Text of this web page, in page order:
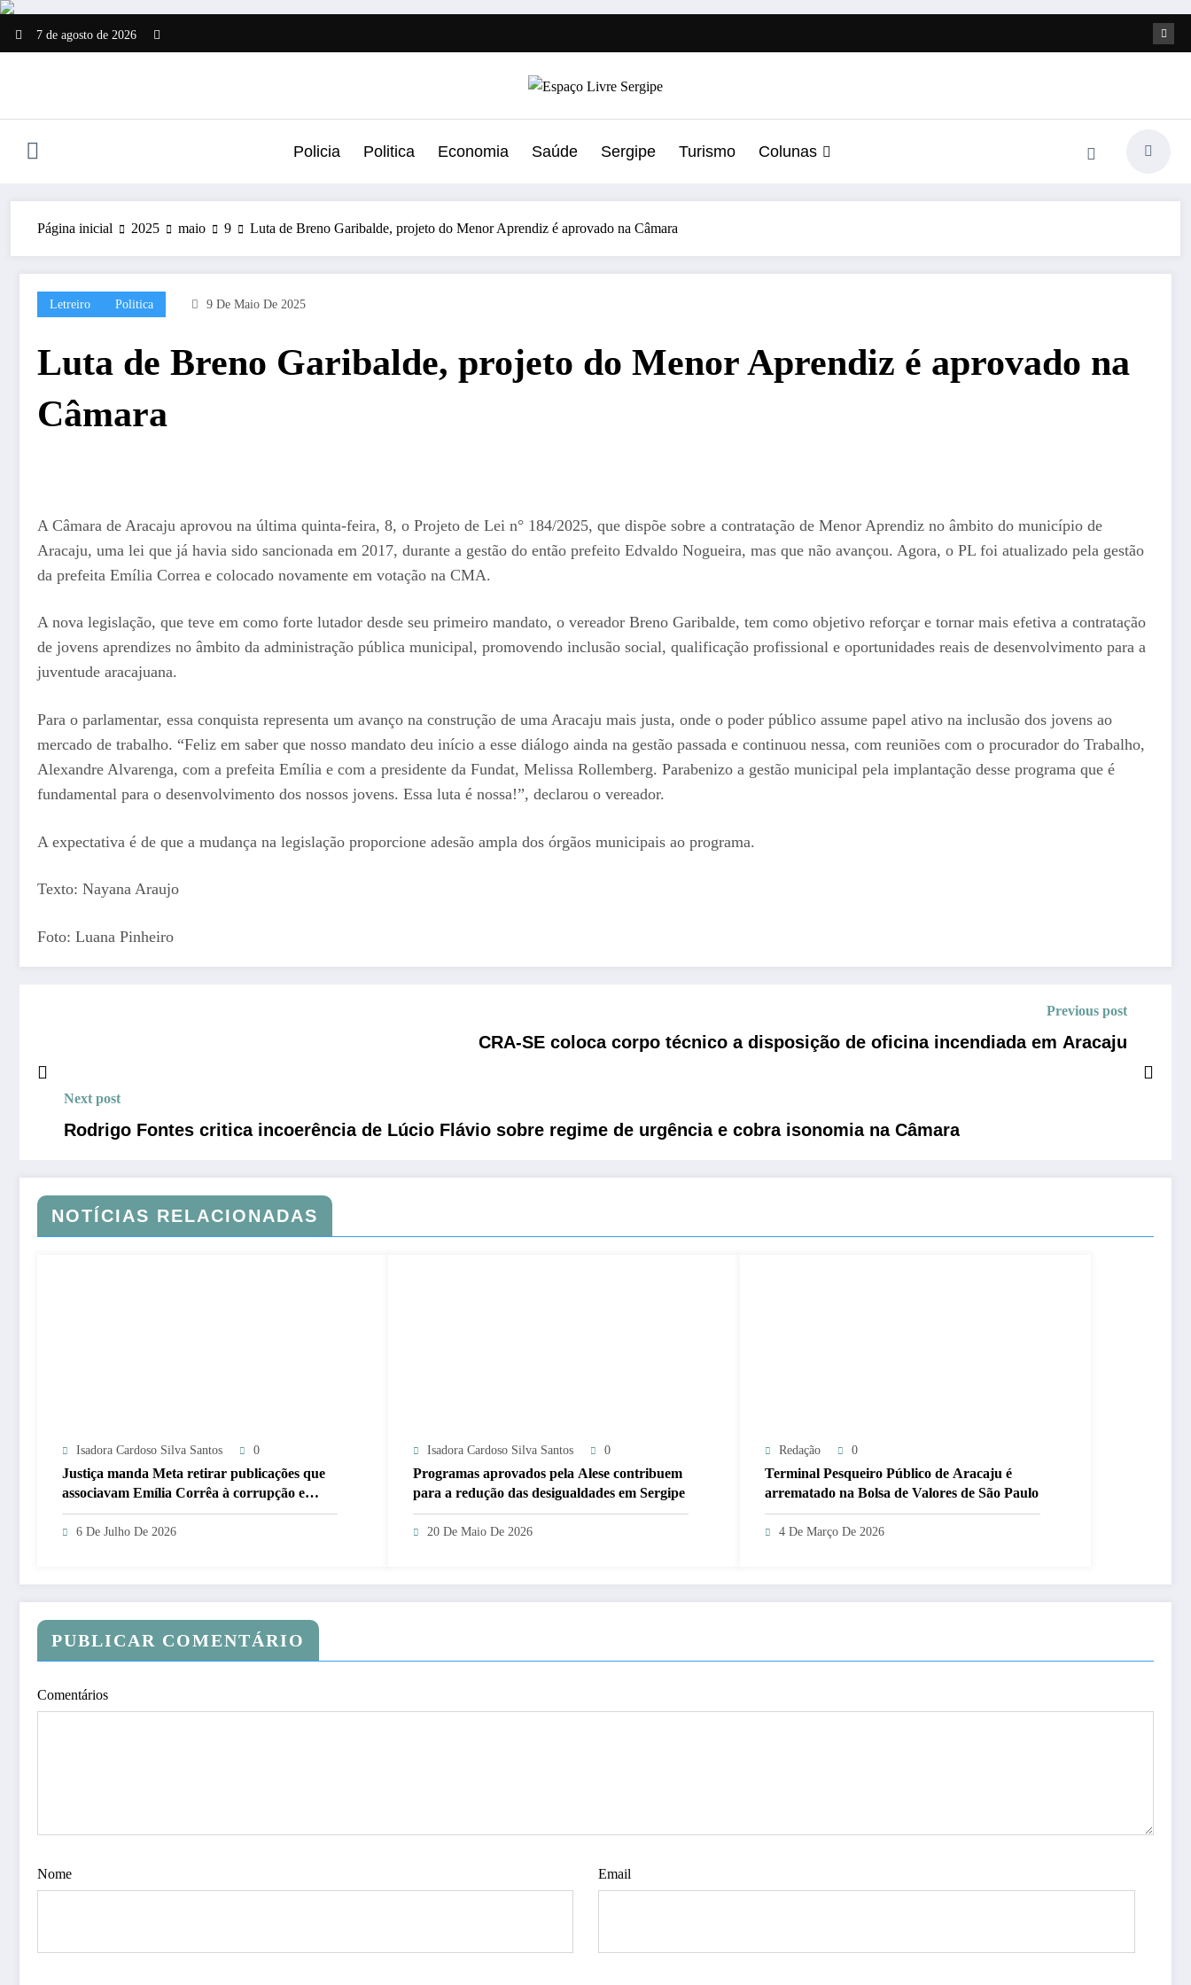
Pular
para
o
7 de agosto de 2026
Policia Politica Economia Saúde Sergipe Turismo Colunas
Página inicial 2025 maio 9 Luta de Breno Garibalde, projeto do Menor Aprendiz é aprovado na Câmara
Letreiro Politica 9 De Maio De 2025
Luta de Breno Garibalde, projeto do Menor Aprendiz é aprovado na
Câmara
A Câmara de Aracaju aprovou na última quinta-feira, 8, o Projeto de Lei n° 184/2025, que dispõe sobre a contratação de Menor Aprendiz no âmbito do município de
Aracaju, uma lei que já havia sido sancionada em 2017, durante a gestão do então prefeito Edvaldo Nogueira, mas que não avançou. Agora, o PL foi atualizado pela gestão
da prefeita Emília Correa e colocado novamente em votação na CMA.
A nova legislação, que teve em como forte lutador desde seu primeiro mandato, o vereador Breno Garibalde, tem como objetivo reforçar e tornar mais efetiva a contratação
de jovens aprendizes no âmbito da administração pública municipal, promovendo inclusão social, qualificação profissional e oportunidades reais de desenvolvimento para a
juventude aracajuana.
Para o parlamentar, essa conquista representa um avanço na construção de uma Aracaju mais justa, onde o poder público assume papel ativo na inclusão dos jovens ao
mercado de trabalho. “Feliz em saber que nosso mandato deu início a esse diálogo ainda na gestão passada e continuou nessa, com reuniões com o procurador do Trabalho,
Alexandre Alvarenga, com a prefeita Emília e com a presidente da Fundat, Melissa Rollemberg. Parabenizo a gestão municipal pela implantação desse programa que é
fundamental para o desenvolvimento dos nossos jovens. Essa luta é nossa!”, declarou o vereador.
A expectativa é de que a mudança na legislação proporcione adesão ampla dos órgãos municipais ao programa.
Texto: Nayana Araujo
Foto: Luana Pinheiro
Previous post
CRA-SE coloca corpo técnico a disposição de oficina incendiada em Aracaju
Next post
Rodrigo Fontes critica incoerência de Lúcio Flávio sobre regime de urgência e cobra isonomia na Câmara
NOTÍCIAS RELACIONADAS
Isadora Cardoso Silva Santos 0
Justiça manda Meta retirar publicações que
associavam Emília Corrêa à corrupção e
identificar responsáveis
6 De Julho De 2026
Isadora Cardoso Silva Santos 0
Programas aprovados pela Alese contribuem
para a redução das desigualdades em Sergipe
20 De Maio De 2026
Redação 0
Terminal Pesqueiro Público de Aracaju é
arrematado na Bolsa de Valores de São Paulo
4 De Março De 2026
PUBLICAR COMENTÁRIO
Comentários
Nome Email